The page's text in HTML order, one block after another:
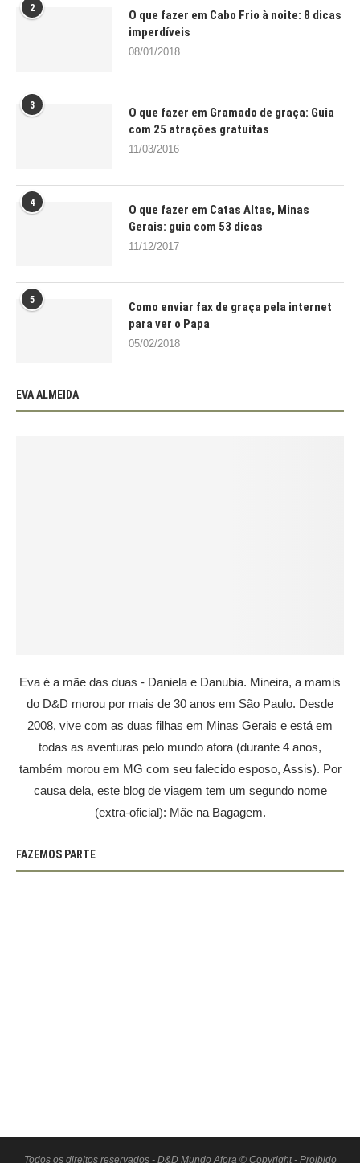
2
O que fazer em Cabo Frio à noite: 8 dicas
imperdíveis
08/01/2018
3
O que fazer em Gramado de graça: Guia
com 25 atrações gratuitas
11/03/2016
4
O que fazer em Catas Altas, Minas
Gerais: guia com 53 dicas
11/12/2017
5
Como enviar fax de graça pela internet
para ver o Papa
05/02/2018
EVA ALMEIDA
Eva é a mãe das duas - Daniela e Danubia. Mineira, a mamis
do D&D morou por mais de 30 anos em São Paulo. Desde
2008, vive com as duas filhas em Minas Gerais e está em
todas as aventuras pelo mundo afora (durante 4 anos,
também morou em MG com seu falecido esposo, Assis). Por
causa dela, este blog de viagem tem um segundo nome
(extra-oficial): Mãe na Bagagem.
FAZEMOS PARTE
Todos os direitos reservados - D&D Mundo Afora © Copyright - Proibido